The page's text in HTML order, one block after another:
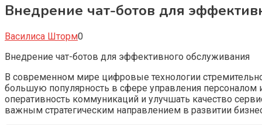
Внедрение чат-ботов для
Василиса Шторм0
Внедрение чат-ботов для эффективного обслуживания
В современном мире цифровые технологии
большую популярность в сфере управления персоналом
оперативность коммуникаций и улучшать качество
важным стратегическим направлением в развитии